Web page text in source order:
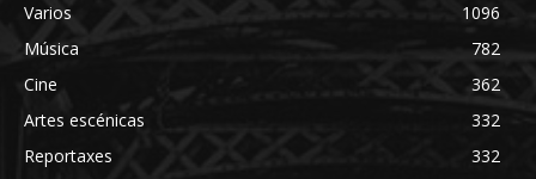
Varios
1096
Música
782
Cine
362
Artes escénicas
332
Reportaxes
332